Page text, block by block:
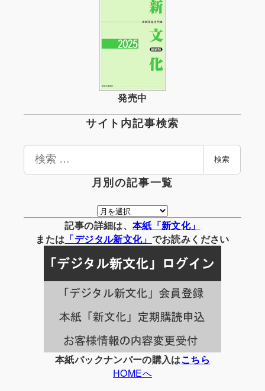
発売中
サイト内記事検索
検
検索
月別の記事一覧
月
別
の
事
一
覧
記事の詳細は、 本紙「新文化」
または 「デジタル新文化」 でお読みください
本紙バックナンバーの購入はこちら
HOMEへ